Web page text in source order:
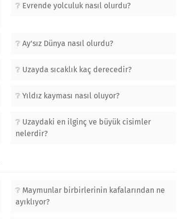
Evrende yolculuk nasıl olurdu?
Ay'sız Dünya nasıl olurdu?
Uzayda sıcaklık kaç derecedir?
Yıldız kayması nasıl oluyor?
Uzaydaki en ilginç ve büyük cisimler
nelerdir?
Maymunlar birbirlerinin kafalarından ne
ayıklıyor?